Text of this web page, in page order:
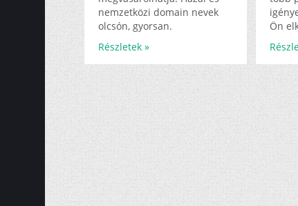
nemzetközi domain nevek
olcsón, gyorsan.
Részletek »
Ön